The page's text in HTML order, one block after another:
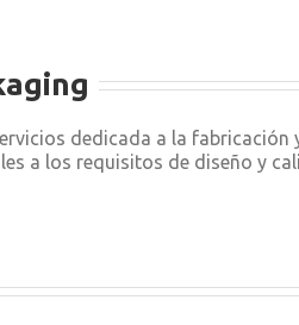
dedicada a la fabricación
a los requisitos de diseño y